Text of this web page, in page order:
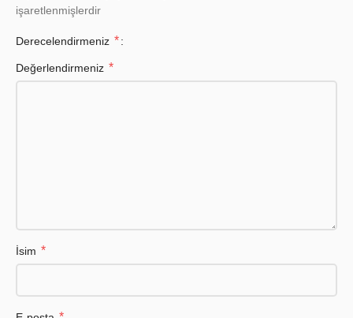
işaretlenmişlerdir
Derecelendirmeniz *
Değerlendirmeniz *
İsim *